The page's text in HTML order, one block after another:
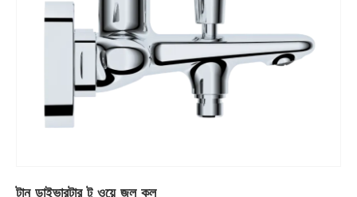
টান ডাইভারটার টু ওয়ে জল কল